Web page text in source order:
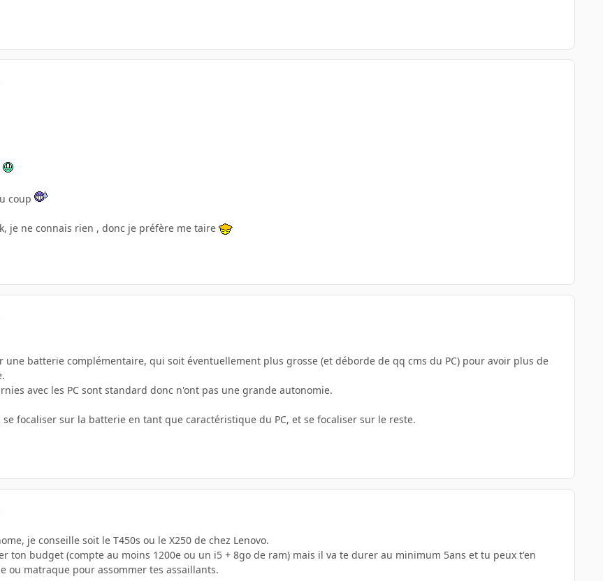
coup
je ne connais rien , donc je préfère me taire
une batterie complémentaire, qui soit éventuellement plus grosse (et déborde de qq cms du PC) pour avoir plus de
avec les PC sont standard donc n'ont pas une grande autonomie.
se focaliser sur la batterie en tant que caractéristique du PC, et se focaliser sur le reste.
je conseille soit le T450s ou le X250 de chez Lenovo.
ton budget (compte au moins 1200e ou un i5 + 8go de ram) mais il va te durer au minimum 5ans et tu peux t'en
ou matraque pour assommer tes assaillants.